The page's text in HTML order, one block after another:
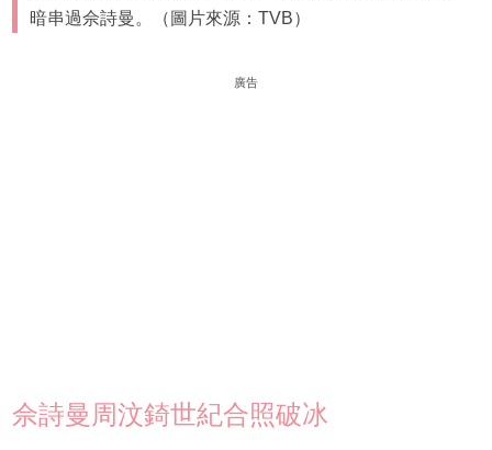
暗串過佘詩曼。（圖片來源：TVB）
廣告
佘詩曼周汶錡世紀合照破冰